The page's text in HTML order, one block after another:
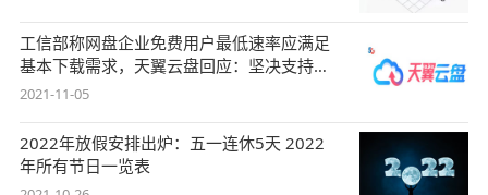
工信部称网盘企业免费用户最低速率应满足
基本下载需求，天翼云盘回应：坚决支持，
始终
2021-11-05
2022年放假安排出炉：五一连休5天 2022
年所有节日一览表